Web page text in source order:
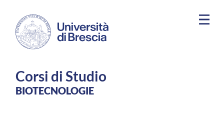
Corsi di Studio
BIOTECNOLOGIE